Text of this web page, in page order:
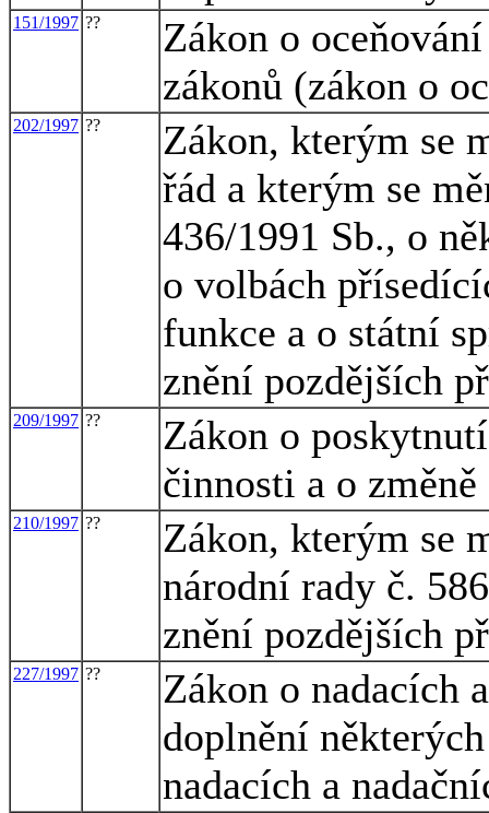
151/1997 ??
Zákon o
zákonů (zákon o
202/1997 ??
Zákon, kterým se
řád a kterým se
436/1991 Sb., o
o volbách
funkce a o státní
znění pozdějších
209/1997 ??
Zákon o
činnosti a o
210/1997 ??
Zákon, kterým se
národní rady č.
znění pozdějších
227/1997 ??
Zákon o nadacích
doplnění
nadacích a